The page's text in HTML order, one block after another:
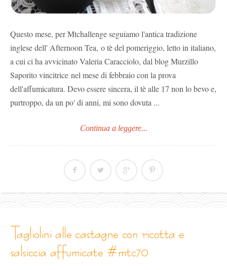
Questo mese, per Mtchallenge seguiamo l'antica tradizione
inglese dell' Afternoon Tea, o tè del pomeriggio, letto in italiano,
a cui ci ha avvicinato Valeria Caracciolo, dal blog Murzillo
Saporito vincitrice nel mese di febbraio con la prova
dell'affumicatura. Devo essere sincera, il tè alle 17 non lo bevo e,
purtroppo, da un po' di anni, mi sono dovuta ...
Continua a leggere...
tagliolini alle castagne con ricotta e
salsiccia affumicate #mtc70